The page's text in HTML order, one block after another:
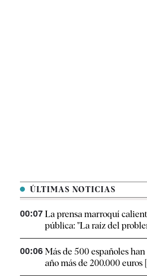
ÚLTIMAS NOTICIAS
00:07 La prensa marroquí
pública: "La raíz del
00:06 Más de 500 españoles han
año más de 200.000 euros